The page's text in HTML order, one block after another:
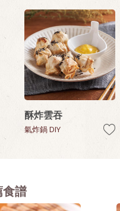
酥炸雲吞
氣炸鍋 DIY
譜